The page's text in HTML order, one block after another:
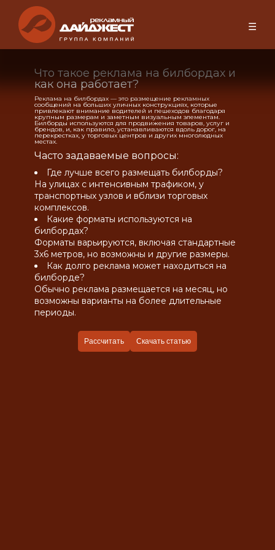
☰
Что такое реклама на билбордах и
как она работает?
Реклама на билбордах — это размещение рекламных
сообщений на больших уличных конструкциях, которые
привлекают внимание водителей и пешеходов благодаря
крупным размерам и заметным визуальным элементам.
Билборды используются для продвижения товаров, услуг и
брендов, и, как правило, устанавливаются вдоль дорог, на
перекрестках, у торговых центров и других многолюдных
местах.
Часто задаваемые вопросы:
Где лучше всего размещать билборды?
На улицах с интенсивным трафиком, у
транспортных узлов и вблизи торговых
комплексов.
Какие форматы используются на
билбордах?
Форматы варьируются, включая стандартные
3х6 метров, но возможны и другие размеры.
Как долго реклама может находиться на
билборде?
Обычно реклама размещается на месяц, но
возможны варианты на более длительные
периоды.
Рассчитать Скачать статью